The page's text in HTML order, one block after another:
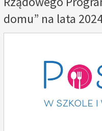
domu” na lata